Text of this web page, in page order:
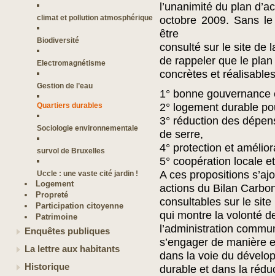
climat et pollution atmosphérique
Biodiversité
Electromagnétisme
Gestion de l’eau
Quartiers durables
Sociologie environnementale
survol de Bruxelles
Uccle : une vaste cité jardin !
Logement
Propreté
Participation citoyenne
Patrimoine
Enquêtes publiques
La lettre aux habitants
Historique
l’unanimité du plan
octobre 2009. Sans
être
consulté sur le site de
de rappeler que le
concrètes et
1° bonne
2° logement durable
3° réduction des
de serre,
4° protection et
5° coopération locale
A ces propositions
actions du Bilan
consultables sur le site
qui montre la volonté
l’administration
s’engager de manière
dans la voie du
durable et dans la